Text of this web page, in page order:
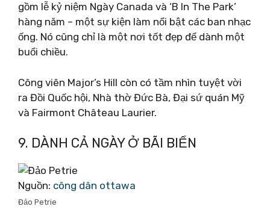
gồm lễ kỷ niệm Ngày Canada và ‘B In The Park’
hàng năm – một sự kiện làm nổi bật các ban nhạc
ống. Nó cũng chỉ là một nơi tốt đẹp để dành một
buổi chiều.
Công viên Major’s Hill còn có tầm nhìn tuyệt vời
ra Đồi Quốc hội, Nhà thờ Đức Bà, Đại sứ quán Mỹ
và Fairmont Château Laurier.
9. DÀNH CẢ NGÀY Ở BÃI BIỂN
Nguồn: công dân ottawa
Đảo Petrie